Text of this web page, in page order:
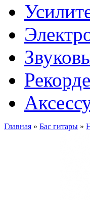
Главная » Бас гитары »